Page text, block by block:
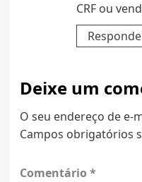
CRF ou
Deixe um
O seu endereço de e-
Campos obrigatórios
Comentário *